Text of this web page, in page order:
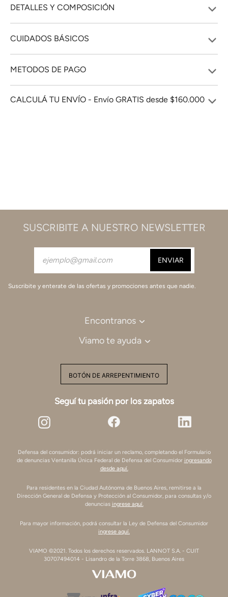
DETALLES Y COMPOSICIÓN
CUIDADOS BÁSICOS
METODOS DE PAGO
CALCULÁ TU ENVÍO - Envío GRATIS desde $160.000
SUSCRIBITE A NUESTRO NEWSLETTER
Suscribite y enterate de las ofertas y promociones antes que nadie.
Encontranos
Viamo te ayuda
BOTÓN DE ARREPENTIMIENTO
Seguí tu pasión por los zapatos
Defensa del consumidor: podrá iniciar un reclamo, completando el Formulario
de denuncias Ventanilla Única Federal de Defensa del Consumidor ingresando
desde aquí.
Para residentes en la Ciudad Autónoma de Buenos Aires, remitirse a la
Dirección General de Defensa y Protección al Consumidor, para consultas y/o
denuncias ingrese aquí.
Para mayor información, podrá consultar la Ley de Defensa del Consumidor
ingrese aquí.
VIAMO ©2021. Todos los derechos reservados. LANNOT S.A. - CUIT
30707494014 - Lisandro de la Torre 3868, Buenos Aires